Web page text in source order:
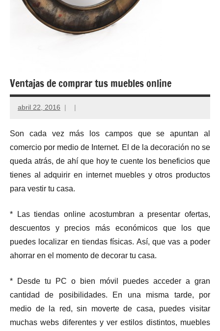
Ventajas de comprar tus muebles online
abril 22, 2016
Son cada vez más los campos que se apuntan al
comercio por medio de Internet. El de la decoración no se
queda atrás, de ahí que hoy te cuente los beneficios que
tienes al adquirir en internet muebles y otros productos
para vestir tu casa.
* Las tiendas online acostumbran a presentar ofertas,
descuentos y precios más económicos que los que
puedes localizar en tiendas físicas. Así, que vas a poder
ahorrar en el momento de decorar tu casa.
* Desde tu PC o bien móvil puedes acceder a gran
cantidad de posibilidades. En una misma tarde, por
medio de la red, sin moverte de casa, puedes visitar
muchas webs diferentes y ver estilos distintos, muebles